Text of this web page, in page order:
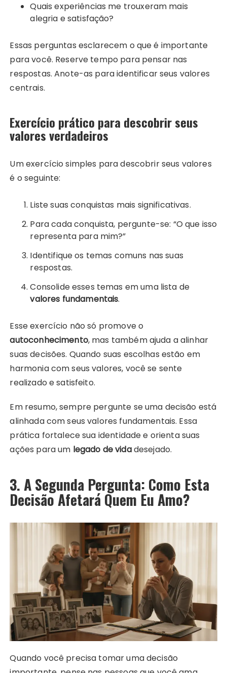
Quais experiências me trouxeram mais
alegria e satisfação?
Essas perguntas esclarecem o que é importante
para você. Reserve tempo para pensar nas
respostas. Anote-as para identificar seus valores
centrais.
Exercício prático para descobrir seus
valores verdadeiros
Um exercício simples para descobrir seus valores
é o seguinte:
Liste suas conquistas mais significativas.
Para cada conquista, pergunte-se: “O que isso
representa para mim?”
Identifique os temas comuns nas suas
respostas.
Consolide esses temas em uma lista de
valores fundamentais.
Esse exercício não só promove o
autoconhecimento, mas também ajuda a alinhar
suas decisões. Quando suas escolhas estão em
harmonia com seus valores, você se sente
realizado e satisfeito.
Em resumo, sempre pergunte se uma decisão está
alinhada com seus valores fundamentais. Essa
prática fortalece sua identidade e orienta suas
ações para um legado de vidadesejado.
3. A Segunda Pergunta: Como Esta
Decisão Afetará Quem Eu Amo?
Quando você precisa tomar uma decisão